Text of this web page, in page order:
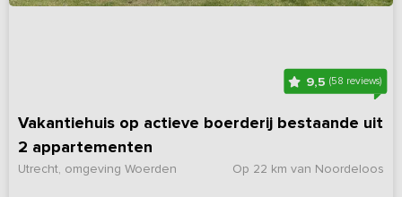
9,5 (58 reviews)
Vakantiehuis op actieve boerderij bestaande uit
2 appartementen
Op 22 km van Noordeloos
Utrecht, omgeving Woerden